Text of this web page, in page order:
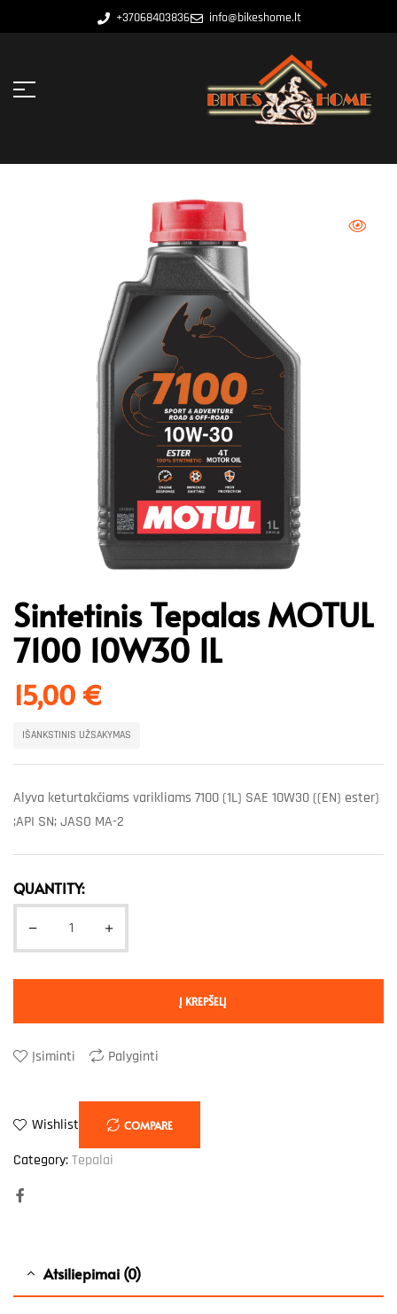
+37068403836 info@bikeshome.lt
Sintetinis Tepalas MOTUL
7100 10W30 1L
15,00€
IŠANKSTINIS UŽSAKYMAS
Alyva keturtakčiams varikliams 7100 (1L) SAE 10W30 ((EN) ester)
;API SN; JASO MA-2
QUANTITY:
Į KREPŠELĮ
Įsiminti Palyginti
Wishlist COMPARE
Category:Tepalai
Atsiliepimai (0)